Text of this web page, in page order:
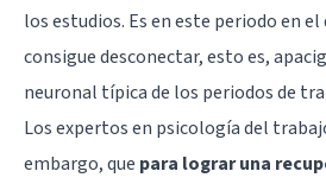
los estudios. Es en este periodo en el
consigue desconectar, esto es,
neuronal típica de los periodos de
Los expertos en psicología del
embargo, que para lograr una